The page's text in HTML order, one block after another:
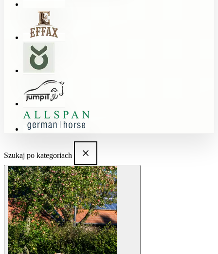
Szukaj po kategoriach